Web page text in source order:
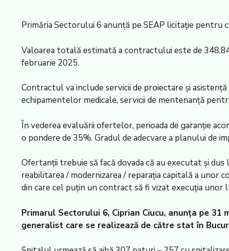
Primăria Sectorului 6 anunţă pe SEAP licitaţie
Valoarea totală estimată a contractului este de
februarie 2025.
Contractul va include servicii de proiectare şi
echipamentelor medicale, servicii de mentenanţă
În vederea evaluării ofertelor, perioada de garanţie
o pondere de 35%. Gradul de adecvare a planului de
Ofertanţii trebuie să facă dovada că au executat şi
reabilitarea / modernizarea / reparaţia capitală a unor
din care cel puţin un contract să fi vizat execuţia
Primarul Sectorului 6, Ciprian Ciucu, anunţa pe
generalist care se realizează de către stat în